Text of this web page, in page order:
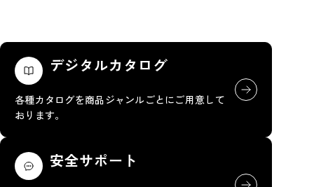
デジタルカタログ
各種カタログを商品ジャンルごとにご用意して
おります。
安全サポート